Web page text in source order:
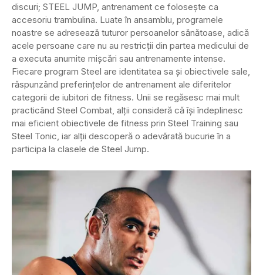
discuri; STEEL JUMP, antrenament ce folosește ca
accesoriu trambulina. Luate în ansamblu, programele
noastre se adresează tuturor persoanelor sănătoase, adică
acele persoane care nu au restricții din partea medicului de
a executa anumite mișcări sau antrenamente intense.
Fiecare program Steel are identitatea sa și obiectivele sale,
răspunzând preferințelor de antrenament ale diferitelor
categorii de iubitori de fitness. Unii se regăsesc mai mult
practicând Steel Combat, alții consideră că își îndeplinesc
mai eficient obiectivele de fitness prin Steel Training sau
Steel Tonic, iar alții descoperă o adevărată bucurie în a
participa la clasele de Steel Jump.